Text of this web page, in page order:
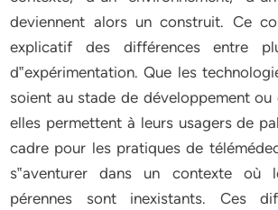
deviennent alors un construit. Ce
explicatif des différences entre
d‟expérimentation. Que les
soient au stade de développement ou
elles permettent à leurs usagers de
cadre pour les pratiques de
s‟aventurer dans un contexte où
pérennes sont inexistants. Ces